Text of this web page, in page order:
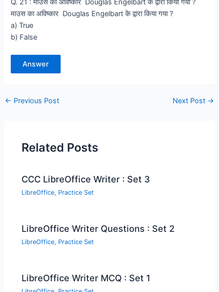
Q. 21 : माउस का अविष्कार Douglas Engelbart के द्वारा किया गया ?
माउस का अविष्कार Douglas Engelbart के द्वारा किया गया ?
a) True
b) False
Answer
← Previous Post Next Post →
Related Posts
CCC LibreOffice Writer : Set 3
LibreOffice, Practice Set
LibreOffice Writer Questions : Set 2
LibreOffice, Practice Set
LibreOffice Writer MCQ : Set 1